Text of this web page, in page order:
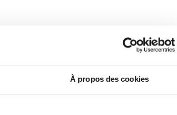
À propos des cookies